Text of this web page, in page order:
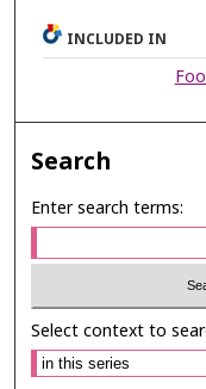
INCLUDED IN
Search
Enter search terms:
Select context to